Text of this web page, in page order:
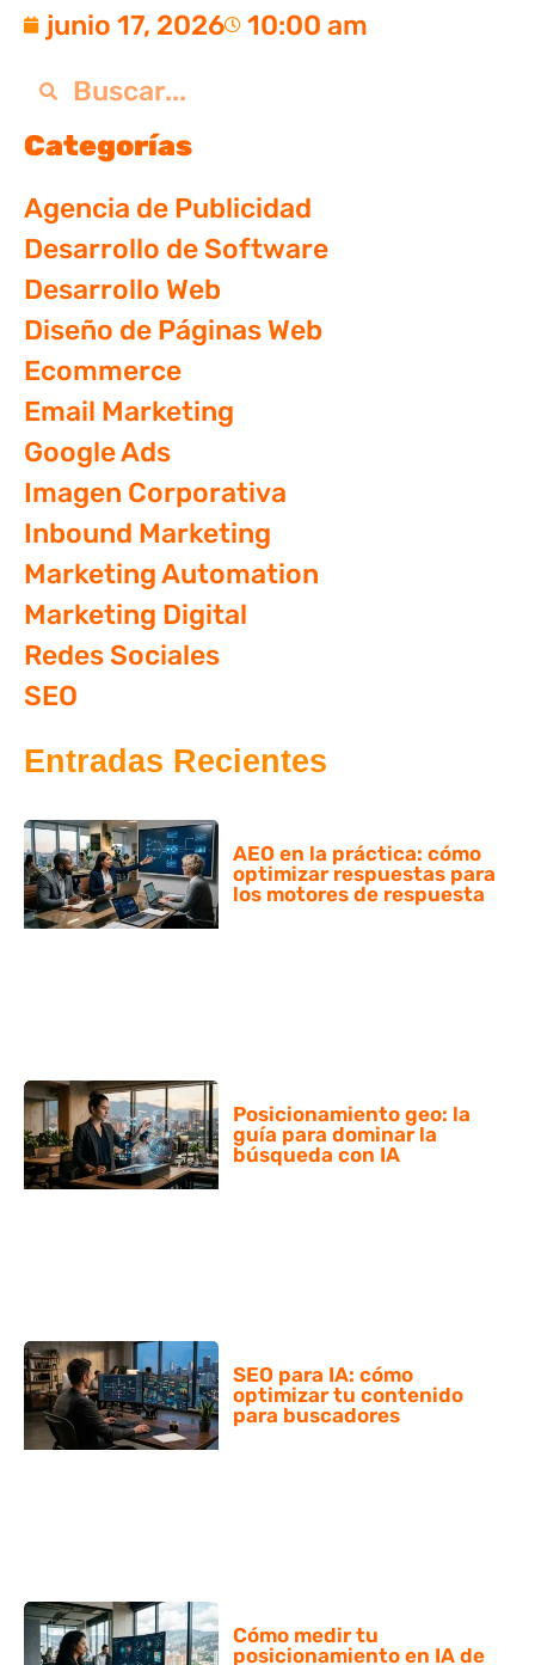
junio 17, 2026 10:00 am
Categorías
Agencia de Publicidad
Desarrollo de Software
Desarrollo Web
Diseño de Páginas Web
Ecommerce
Email Marketing
Google Ads
Imagen Corporativa
Inbound Marketing
Marketing Automation
Marketing Digital
Redes Sociales
SEO
Entradas Recientes
AEO en la práctica: cómo
optimizar respuestas para
los motores de respuesta
Posicionamiento geo: la
guía para dominar la
búsqueda con IA
SEO para IA: cómo
optimizar tu contenido
para buscadores
Cómo medir tu
posicionamiento en IA de